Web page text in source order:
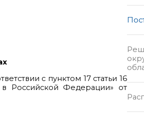
с пунктом 17 статьи 16
Российской Федерации» от